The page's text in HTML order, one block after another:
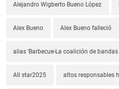
Alejandro Wigberto Bueno López
Alex Bueno Alex Bueno falleció
alias ‘Barbecue-La coalición de
All star2025 altos responsables